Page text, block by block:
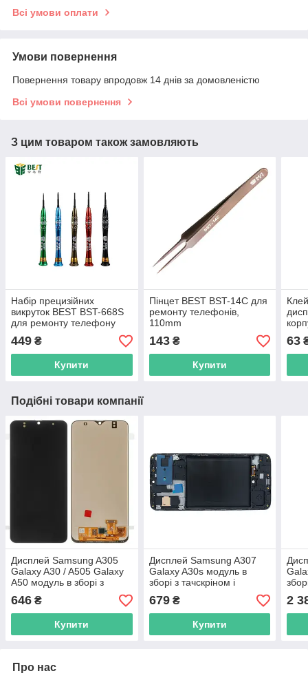
Всі умови оплати
Умови повернення
Повернення товару впродовж 14 днів за домовленістю
Всі умови повернення
З цим товаром також замовляють
Набір прецизійних
викруток BEST BST-668S
для ремонту телефону
449 ₴
Купити
Пінцет BEST BST-14C для
ремонту телефонів,
110mm
143₴
Купити
63
Подібні товари компанії
Дисплей Samsung A305
Galaxy A30 / A505 Galaxy
A50 модуль в зборі з
тачскріном, чорний, TFT
Incell (HC)
646 ₴
Купити
Дисплей Samsung A307
Galaxy A30s модуль в
зборі з тачскріном і
Premium
679₴
Купити
2
Про нас